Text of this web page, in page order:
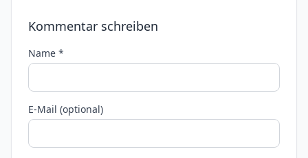
Kommentar schreiben
Name *
E-Mail (optional)